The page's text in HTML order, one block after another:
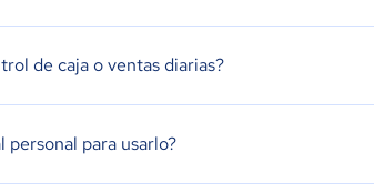
de caja o ventas diarias?
personal para usarlo?